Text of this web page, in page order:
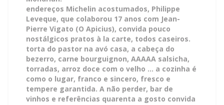
endereços Michelin acostumados, Philippe
Leveque, que colaborou 17 anos com Jean-
Pierre Vigato (O Apicius), convida pouco
nostálgicos pratos à la carte, todos caseiros.
torta do pastor na avó casa, a cabeça do
bezerro, carne bourguignon, AAAAA salsicha,
torradas, arroz doce com o velho ... a cozinha é
como o lugar, franco e sincero, fresco e
tempere garantida. A não perder, bar de
vinhos e referências quarenta a gosto convida